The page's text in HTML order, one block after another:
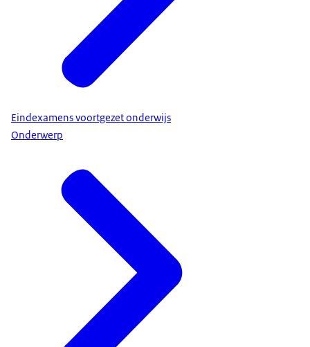
Eindexamens voortgezet onderwijs
Onderwerp